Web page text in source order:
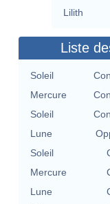
Lilith
Liste
Soleil
Mercure
Soleil
Lune
Soleil
Mercure
Lune